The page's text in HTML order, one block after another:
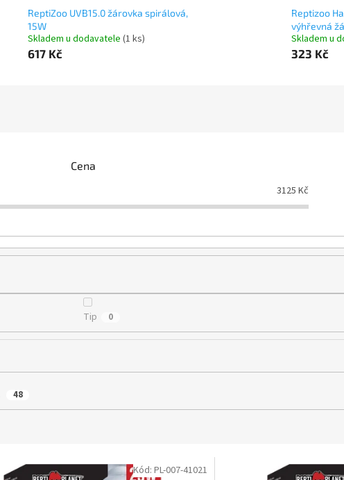
ReptiZoo UVB15.0 žárovka spirálová,
15W
Skladem u dodavatele(1 ks)
617 Kč
Reptizoo
výhřevná
Skladem u
323 Kč
Cena
3125 Kč
Tip 0
48
Kód: PL-007-41021